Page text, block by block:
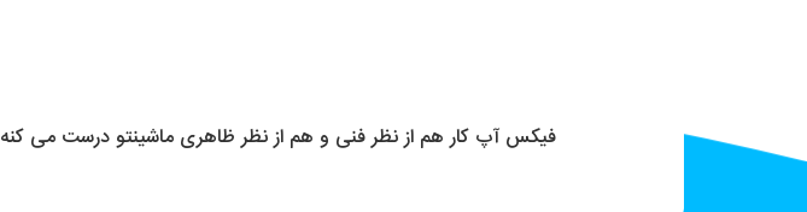
فیکس آپ کار هم از نظر فنی و هم از نظر ظاهری ماشینتو درست می کنه